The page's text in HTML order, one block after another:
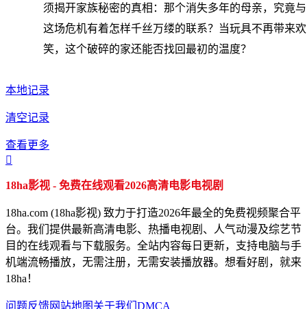
须揭开家族秘密的真相：那个消失多年的母亲，究竟与
这场危机有着怎样千丝万缕的联系？当玩具不再带来欢
笑，这个破碎的家还能否找回最初的温度？
本地记录
清空记录
查看更多

18ha影视 - 免费在线观看2026高清电影电视剧
18ha.com (18ha影视) 致力于打造2026年最全的免费视频聚合平
台。我们提供最新高清电影、热播电视剧、人气动漫及综艺节
目的在线观看与下载服务。全站内容每日更新，支持电脑与手
机端流畅播放，无需注册，无需安装播放器。想看好剧，就来
18ha！
问题反馈网站地图 关于我们 DMCA